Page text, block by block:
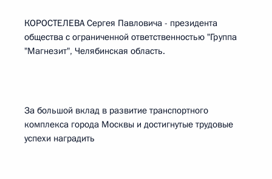
КОРОСТЕЛЕВА Сергея Павловича - президента
общества с ограниченной ответственностью "Группа
"Магнезит", Челябинская область.
За большой вклад в развитие транспортного
комплекса города Москвы и достигнутые трудовые
успехи наградить